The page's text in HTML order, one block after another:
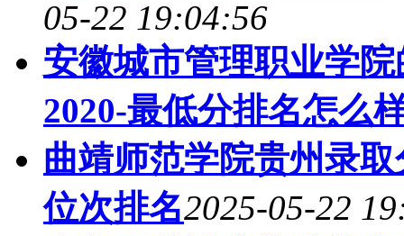
05-22 19:04:56
安徽城市管理职业学
2020-最低分排名怎么
曲靖师范学院贵州录
位次排名2025-05-22